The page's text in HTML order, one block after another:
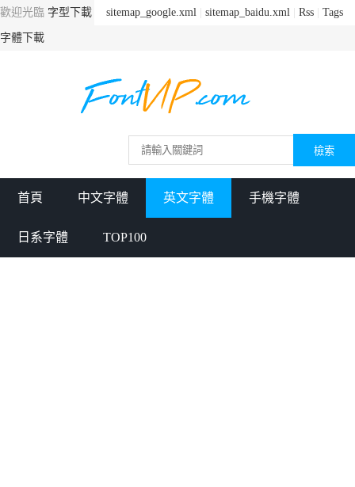
sitemap_google.xml sitemap_baidu.xml Rss Tags
歡迎光臨 字型下載
字體下載
首頁 中文字體 英文字體 手機字體
日系字體 TOP100